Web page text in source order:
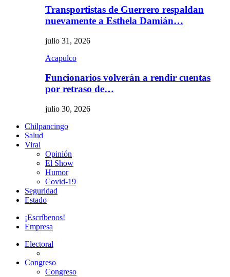
Transportistas de Guerrero respaldan
nuevamente a Esthela Damián…
julio 31, 2026
Acapulco
Funcionarios volverán a rendir cuentas
por retraso de…
julio 30, 2026
Chilpancingo
Salud
Viral
Opinión
El Show
Humor
Covid-19
Seguridad
Estado
¡Escríbenos!
Empresa
Electoral
Congreso
Congreso